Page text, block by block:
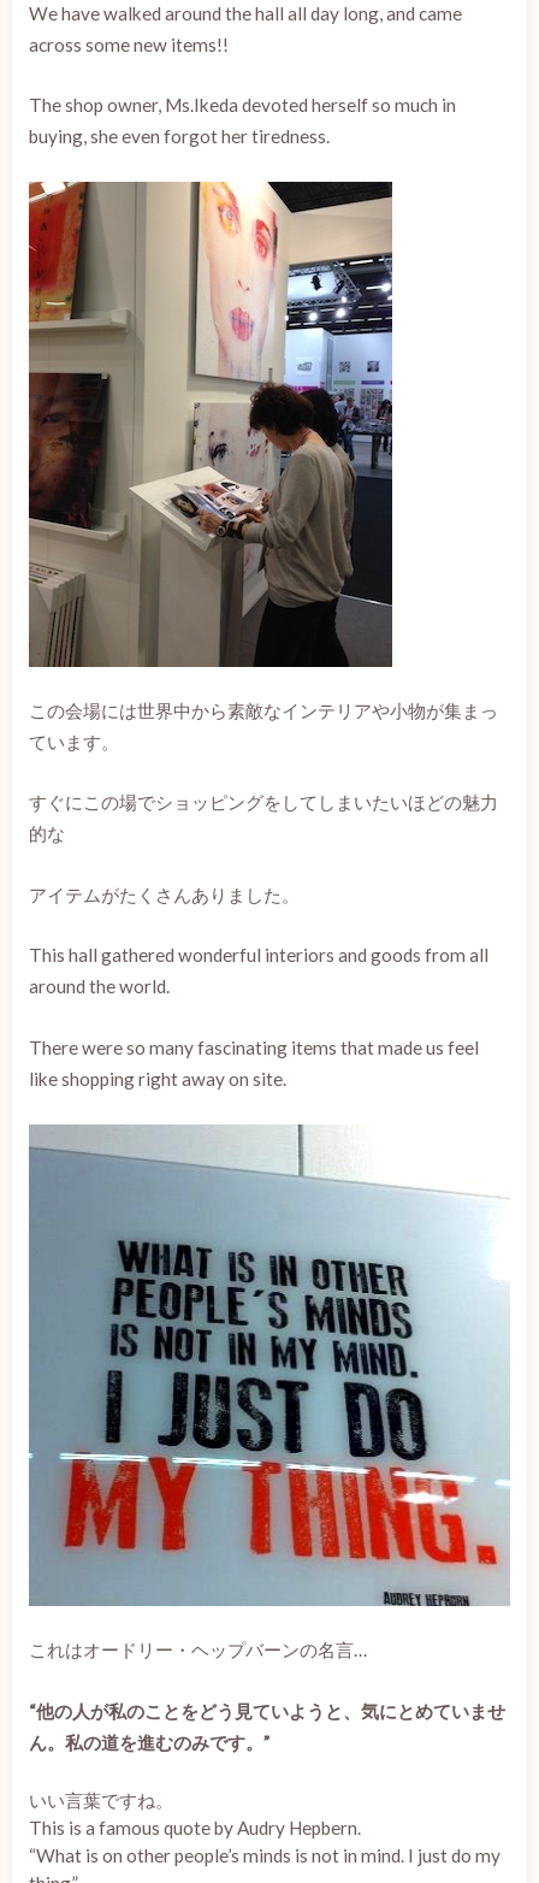
We have walked around the hall all day long, and came
across some new items!!
The shop owner, Ms.Ikeda devoted herself so much in
buying, she even forgot her tiredness.
この会場には世界中から素敵なインテリアや小物が集まっ
ています。
すぐにこの場でショッピングをしてしまいたいほどの魅力
的な
アイテムがたくさんありました。
This hall gathered wonderful interiors and goods from all
around the world.
There were so many fascinating items that made us feel
like shopping right away on site.
これはオードリー・ヘップバーンの名言…
“他の人が私のことをどう見ていようと、気にとめていませ
ん。 私の道を進むのみです。”
いい言葉ですね。
This is a famous quote by Audry Hepbern.
“What is on other people’s minds is not in mind. I just do my